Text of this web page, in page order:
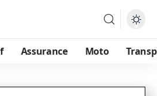
Assurance Moto